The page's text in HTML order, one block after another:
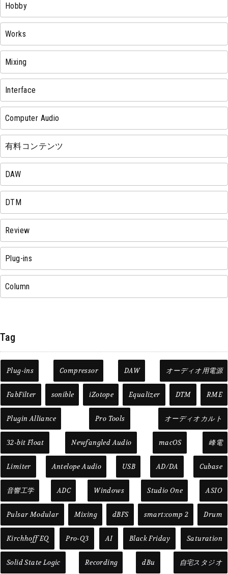
Hobby
Works
Mixing
Interface
Computer Audio
有料コンテンツ
DAW
DTM
Review
Plug-ins
Column
Tag
Plug-ins Compressor DAW オーディオ用電源
FabFilter sonible iZotope Equalizer DTM RME
Plugin Alliance Pro Tools オーディオカルト
32-bit Float Newfangled Audio macOS 峰電
Limiter Antelope Audio USB AD/DA Cubase
音響工学 ADC Windows Studio One ASIO
Pulsar Modular Mixing dBFS smart:comp 2 Drum
Kirchhoff EQ Pro-Q3 AI Black Friday Saturation
Solid State Logic Recording dBu 自宅スタジオ